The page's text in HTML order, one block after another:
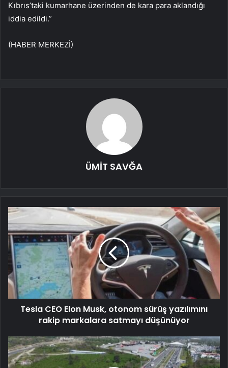
Kıbrıs’taki kumarhane üzerinden de kara para aklandığı
iddia edildi.”
(HABER MERKEZİ)
ÜMİT SAVĞA
Tesla CEO Elon Musk, otonom sürüş yazılımını
rakip markalara satmayı düşünüyor